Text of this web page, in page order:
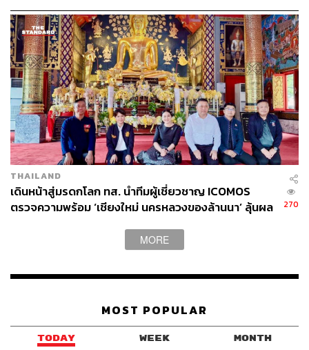
หลวงต่างๆ โดยนิทรรศการเริ่มจัดขึ้นตั้งแต่วันที่ 23 ตุลาคม
ไปจนถึง 30 ตุลาคมนี้
สะดวกแก่ประชาชนที่จะมาร่วมงาน เช่น เซ็นทรัลเฟสติวัล
เชียงใหม่, สนามกีฬาเทศบาล, ลานจัดงานฤดูหนาว ฯลฯ โดย
หลวง
THAILAND
เดินหน้าสู่มรดกโลก ทส. นำทีมผู้เชี่ยวชาญ ICOMOS
ตรวจความพร้อม ‘เชียงใหม่ นครหลวงของล้านนา’ ลุ้นผล
270
MORE
MOST POPULAR
TODAY WEEK MONTH